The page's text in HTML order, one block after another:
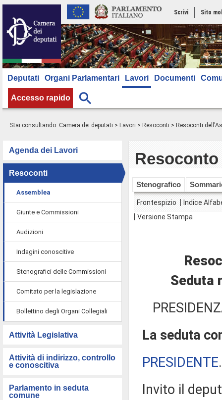
Scrivi Sito
Deputati Organi Parlamentari Lavori Documenti
Accesso rapido
Stai consultando: Camera dei deputati > Lavori > Resoconti > Resoconti
Agenda dei Lavori
Resoconti
Assemblea
Giunte e Commissioni
Audizioni
Indagini conoscitive
Stenografici delle Commissioni
Comitato per la legislazione
Bollettino degli Organi Collegiali
Attività Legislativa
Attività di indirizzo, controllo
e conoscitiva
Parlamento in seduta
comune
Stenografico
Frontespizio
Indice
Versione Stampa
Seduta
La seduta
PRESIDENTE
Invito il